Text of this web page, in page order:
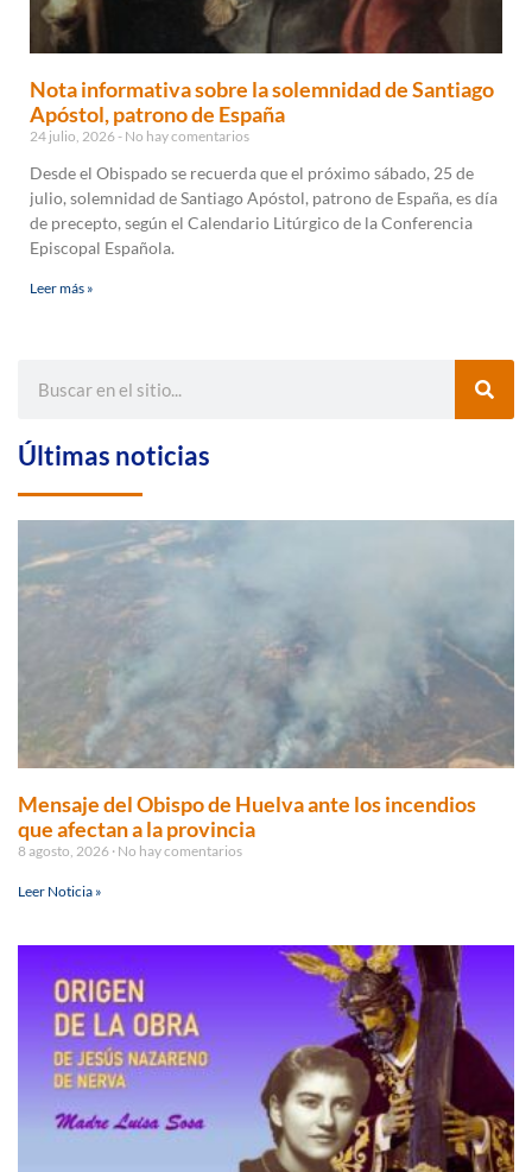
Nota informativa sobre la solemnidad de Santiago
Apóstol, patrono de España
24 julio, 2026 No hay comentarios
Desde el Obispado se recuerda que el próximo sábado, 25 de
julio, solemnidad de Santiago Apóstol, patrono de España, es día
de precepto, según el Calendario Litúrgico de la Conferencia
Episcopal Española.
Leer más »
Últimas noticias
Mensaje del Obispo de Huelva ante los incendios
que afectan a la provincia
8 agosto, 2026 No hay comentarios
Leer Noticia »